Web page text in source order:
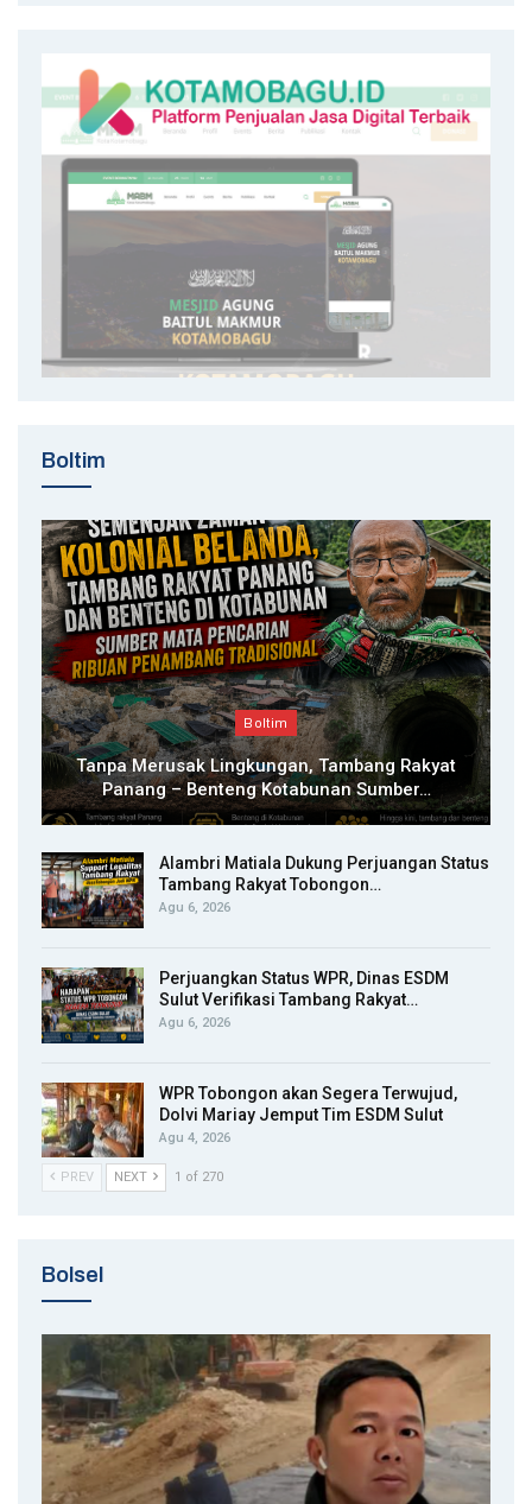
Boltim
Boltim
Tanpa Merusak Lingkungan, Tambang Rakyat
Panang – Benteng Kotabunan Sumber…
Alambri Matiala Dukung Perjuangan Status
Tambang Rakyat Tobongon…
Agu 6, 2026
Perjuangkan Status WPR, Dinas ESDM
Sulut Verifikasi Tambang Rakyat…
Agu 6, 2026
WPR Tobongon akan Segera Terwujud,
Dolvi Mariay Jemput Tim ESDM Sulut
Agu 4, 2026
PREV NEXT 1 of 270
Bolsel